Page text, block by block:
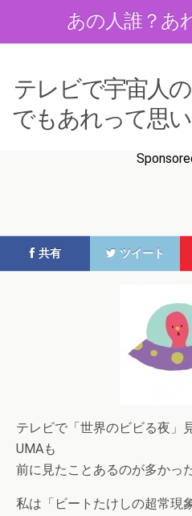
あの人誰？あ
テレビで宇宙人
でもあれって思
共有 ツイート
テレビで「世界のビビる夜」
UMAも
前に見たことあるのが多かっ
私は「ビートたけしの超常現